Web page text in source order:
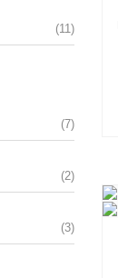
(11)
(7)
(2)
(3)